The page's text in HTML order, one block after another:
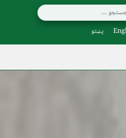
پښتو